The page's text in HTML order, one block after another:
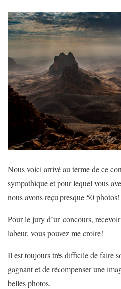
Nous voici arrivé au terme de ce
sympathique et pour lequel vous
nous avons reçu presque 50 photos!
Pour le jury d’un concours,
labeur, vous pouvez me croire!
Il est toujours très difficile de faire
gagnant et de récompenser une
belles photos.